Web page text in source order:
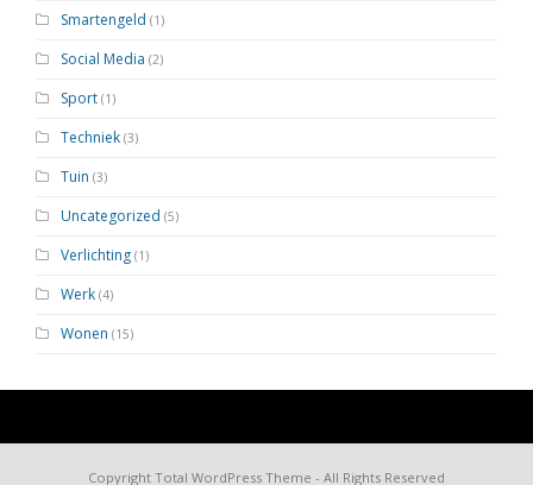
Smartengeld (1)
Social Media (2)
Sport (1)
Techniek (3)
Tuin (3)
Uncategorized (5)
Verlichting (1)
Werk (4)
Wonen (15)
Copyright Total WordPress Theme - All Rights Reserved